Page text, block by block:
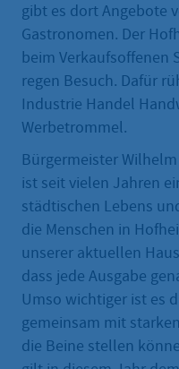
gibt es dort Angebote
Gastronomen. Der
beim Verkaufsoffenen
regen Besuch. Dafür
Industrie Handel
Werbetrommel.
Bürgermeister
ist seit vielen Jahren
städtischen Lebens
die Menschen in
unserer aktuellen
dass jede Ausgabe
Umso wichtiger ist es
gemeinsam mit
die Beine stellen